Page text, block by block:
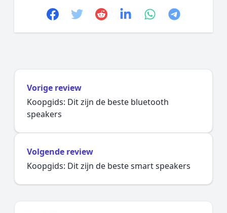
Facebook
TwitterRedditlinkedinwhatsapp
telegram
Vorige review
Koopgids: Dit zijn de beste bluetooth
speakers
Volgende review
Koopgids: Dit zijn de beste smart speakers